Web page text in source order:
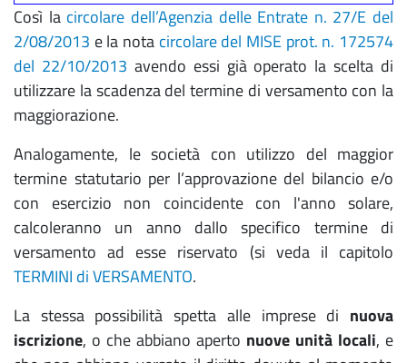
Così la circolare dell’Agenzia delle Entrate n. 27/E del
2/08/2013 e la nota circolare del MISE prot. n. 172574
del 22/10/2013 avendo essi già operato la scelta di
utilizzare la scadenza del termine di versamento con la
maggiorazione.
Analogamente, le società con utilizzo del maggior
termine statutario per l’approvazione del bilancio e/o
con esercizio non coincidente con l'anno solare,
calcoleranno un anno dallo specifico termine di
versamento ad esse riservato (si veda il capitolo
TERMINI di VERSAMENTO.
La stessa possibilità spetta alle imprese di nuova
iscrizione, o che abbiano aperto nuove unità locali, e